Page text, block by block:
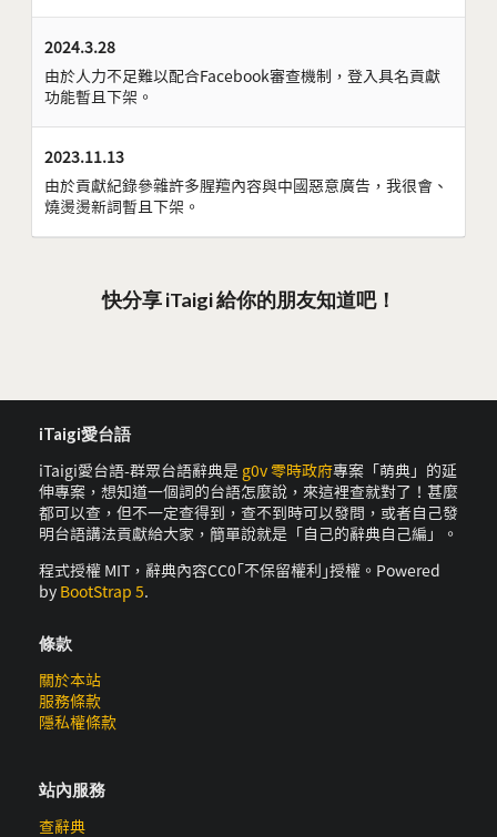
2024.3.28
由於人力不足難以配合Facebook審查機制，登入具名貢獻
功能暫且下架。
2023.11.13
由於貢獻紀錄參雜許多腥羶內容與中國惡意廣告，我很會、
燒燙燙新詞暫且下架。
快分享 iTaigi 給你的朋友知道吧！
iTaigi愛台語
iTaigi愛台語-群眾台語辭典是 g0v 零時政府專案「萌典」的延
伸專案，想知道一個詞的台語怎麼說，來這裡查就對了！甚麼
都可以查，但不一定查得到，查不到時可以發問，或者自己發
明台語講法貢獻給大家，簡單說就是「自己的辭典自己編」。
程式授權 MIT，辭典內容CC0｢不保留權利｣授權。Powered
by BootStrap 5.
條款
關於本站
服務條款
隱私權條款
站內服務
查辭典